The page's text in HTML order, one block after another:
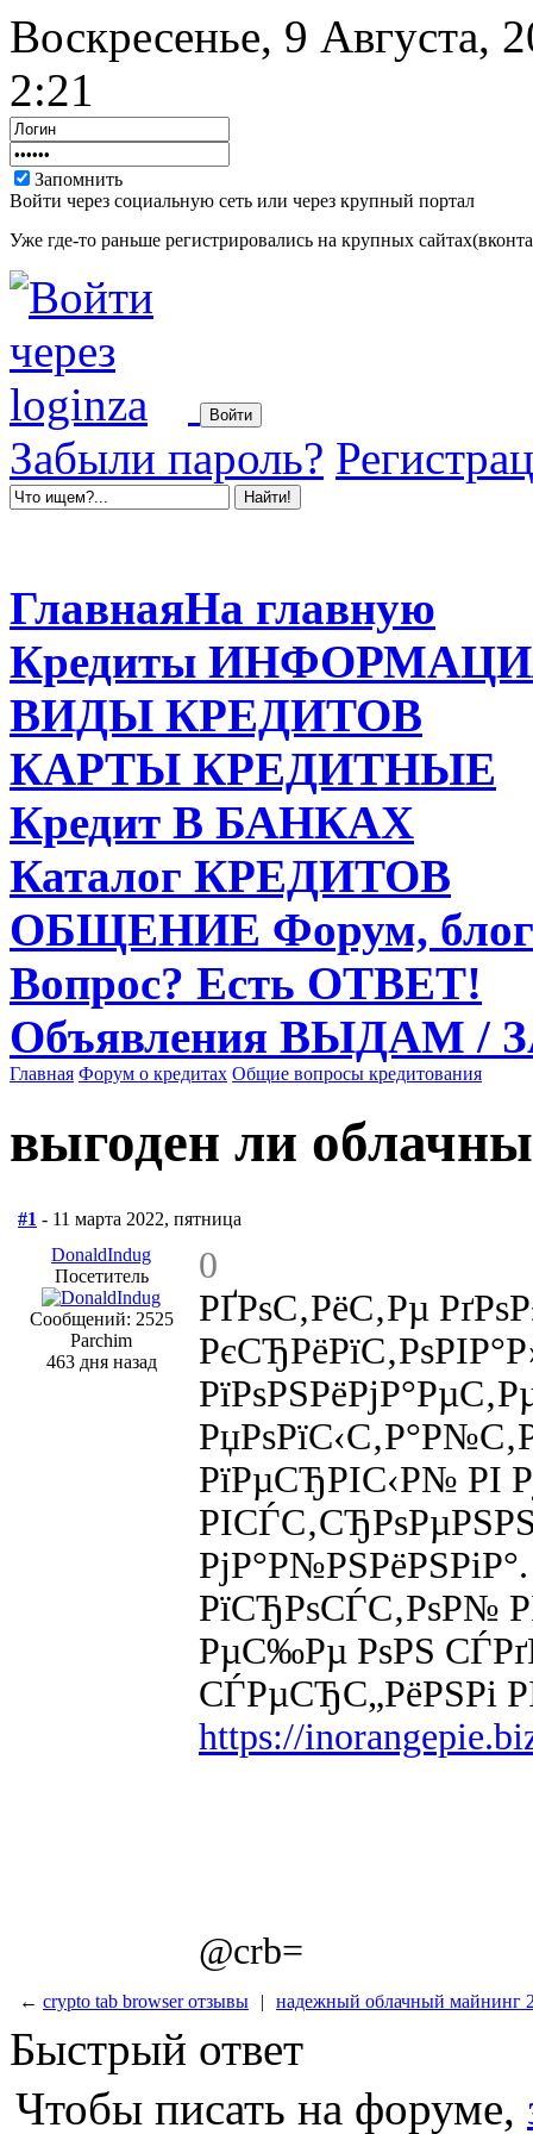
Воскресенье, 9 Августа,
2:21
Запомнить
Войти через социальную сеть или через крупный портал
Уже где-то раньше регистрировались на крупных
Забыли пароль?
ГлавнаяНа главную
Кредиты
ВИДЫ КРЕДИТОВ
КАРТЫ КРЕДИТНЫЕ
Кредит В БАНКАХ
Каталог КРЕДИТОВ
ОБЩЕНИЕ Форум,
Вопрос? Есть ОТВЕТ!
Объявления ВЫДАМ /
Главная Форум о кредитах Общие вопросы кредитования
выгоден ли
#1 - 11 марта 2022, пятница
DonaldIndug
Посетитель
Сообщений: 2525
Parchim
463 дня назад
0
РҐРѕС‚РёС‚Рµ
РїРµСЂРІС‹Р№ РІ
РїСЂРѕСЃС‚РѕР№
РµС‰Рµ РѕРЅ
СЃРµСЂС„РёРЅРі
https://
@crb=
← crypto tab browser отзывы | надежный облачный майнинг
Быстрый ответ
Чтобы писать на форуме,